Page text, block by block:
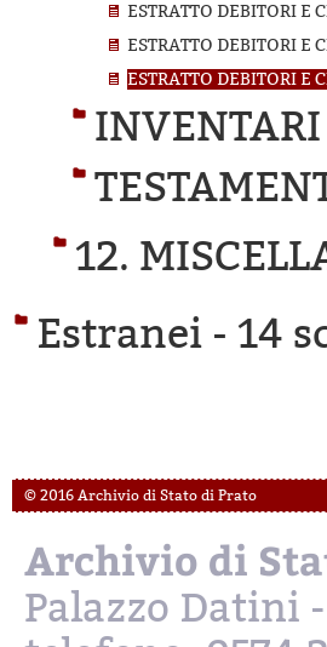
ESTRATTO DEBITORI E
ESTRATTO DEBITORI E
ESTRATTO DEBITORI E
12.
Estranei - 14
© 2016 Archivio di Stato di Prato
Archivio di
Palazzo Datini